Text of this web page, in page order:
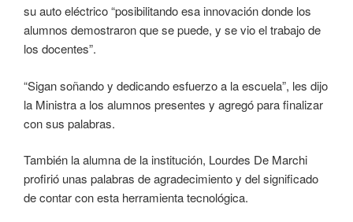
su auto eléctrico “posibilitando esa innovación donde los
alumnos demostraron que se puede, y se vio el trabajo de
los docentes”.
“Sigan soñando y dedicando esfuerzo a la escuela”, les dijo
la Ministra a los alumnos presentes y agregó para finalizar
con sus palabras.
También la alumna de la institución, Lourdes De Marchi
profirió unas palabras de agradecimiento y del significado
de contar con esta herramienta tecnológica.